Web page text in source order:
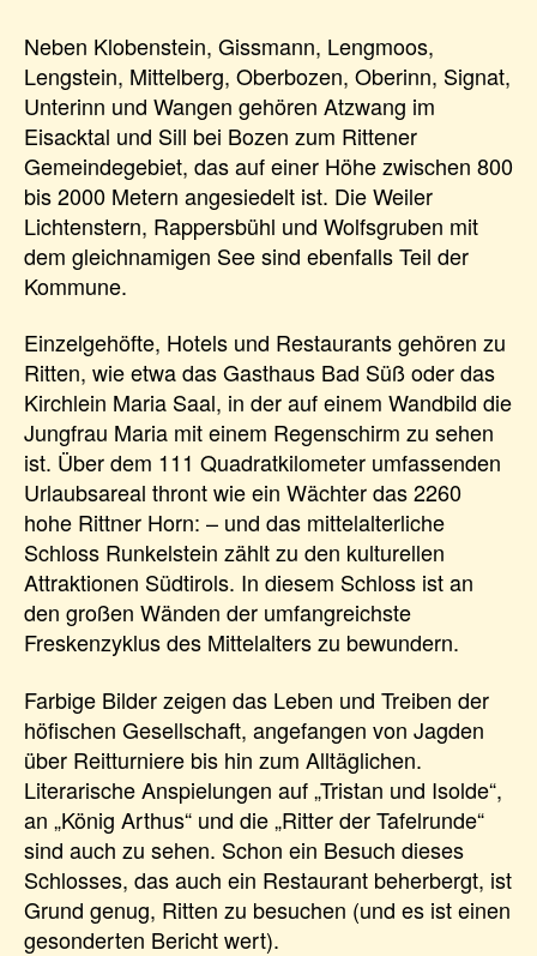
Neben Klobenstein, Gissmann, Lengmoos,
Lengstein, Mittelberg, Oberbozen, Oberinn, Signat,
Unterinn und Wangen gehören Atzwang im
Eisacktal und Sill bei Bozen zum Rittener
Gemeindegebiet, das auf einer Höhe zwischen 800
bis 2000 Metern angesiedelt ist. Die Weiler
Lichtenstern, Rappersbühl und Wolfsgruben mit
dem gleichnamigen See sind ebenfalls Teil der
Kommune.
Einzelgehöfte, Hotels und Restaurants gehören zu
Ritten, wie etwa das Gasthaus Bad Süß oder das
Kirchlein Maria Saal, in der auf einem Wandbild die
Jungfrau Maria mit einem Regenschirm zu sehen
ist. Über dem 111 Quadratkilometer umfassenden
Urlaubsareal thront wie ein Wächter das 2260
hohe Rittner Horn: – und das mittelalterliche
Schloss Runkelstein zählt zu den kulturellen
Attraktionen Südtirols. In diesem Schloss ist an
den großen Wänden der umfangreichste
Freskenzyklus des Mittelalters zu bewundern.
Farbige Bilder zeigen das Leben und Treiben der
höfischen Gesellschaft, angefangen von Jagden
über Reitturniere bis hin zum Alltäglichen.
Literarische Anspielungen auf „Tristan und Isolde“,
an „König Arthus“ und die „Ritter der Tafelrunde“
sind auch zu sehen. Schon ein Besuch dieses
Schlosses, das auch ein Restaurant beherbergt, ist
Grund genug, Ritten zu besuchen (und es ist einen
gesonderten Bericht wert).